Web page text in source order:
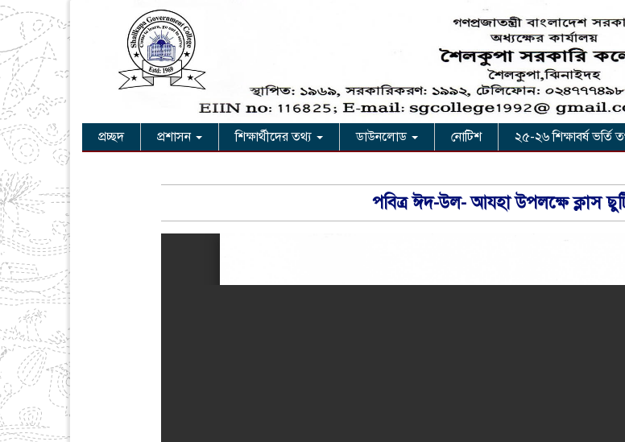
প্রচ্ছদ প্রশাসন শিক্ষার্থীদের তথ্য ডাউনলোড নোটিশ ২৫-২৬ শিক্ষাবর্ষ ভর্তি
পবিত্র ঈদ-উল- আযহা উপলক্ষে ক্লাস